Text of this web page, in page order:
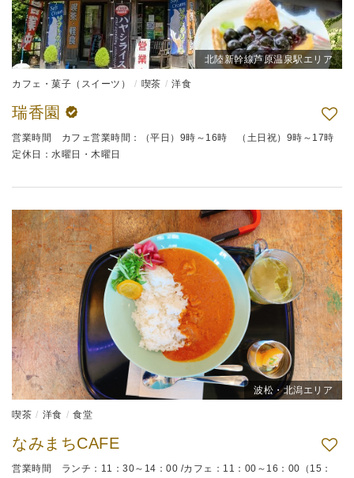
北陸新幹線芦原温泉駅エリア
カフェ・菓子（スイーツ） 喫茶 洋食
瑞香園
営業時間 カフェ営業時間：（平日）9時～16時 （土日祝）9時～17時
定休日：水曜日・木曜日
波松・北潟エリア
喫茶 洋食 食堂
なみまちCAFE
営業時間 ランチ：11：30～14：00 /カフェ：11：00～16：00（15：